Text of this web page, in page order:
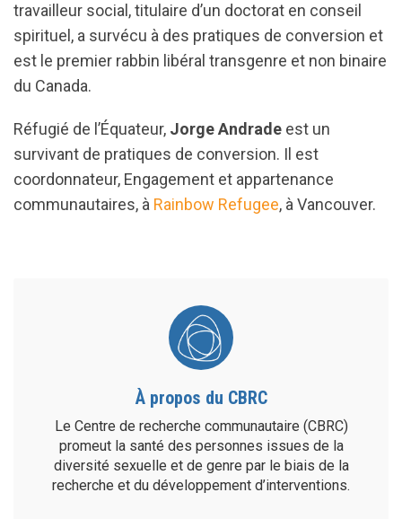
travailleur social, titulaire d’un doctorat en conseil
spirituel, a survécu à des pratiques de conversion et
est le premier rabbin libéral transgenre et non binaire
du Canada.
Réfugié de l’Équateur, Jorge Andrade est un
survivant de pratiques de conversion. Il est
coordonnateur, Engagement et appartenance
communautaires, à Rainbow Refugee, à Vancouver.
À propos du CBRC
Le Centre de recherche communautaire (CBRC)
promeut la santé des personnes issues de la
diversité sexuelle et de genre par le biais de la
recherche et du développement d’interventions.